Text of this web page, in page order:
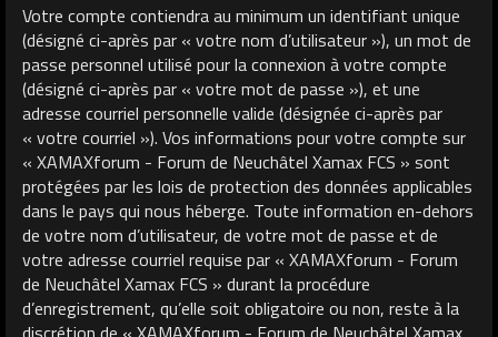
Votre compte contiendra au minimum un identifiant unique
(désigné ci-après par « votre nom d’utilisateur »), un mot de
passe personnel utilisé pour la connexion à votre compte
(désigné ci-après par « votre mot de passe »), et une
adresse courriel personnelle valide (désignée ci-après par
« votre courriel »). Vos informations pour votre compte sur
« XAMAXforum - Forum de Neuchâtel Xamax FCS » sont
protégées par les lois de protection des données applicables
dans le pays qui nous héberge. Toute information en-dehors
de votre nom d’utilisateur, de votre mot de passe et de
votre adresse courriel requise par « XAMAXforum - Forum
de Neuchâtel Xamax FCS » durant la procédure
d’enregistrement, qu’elle soit obligatoire ou non, reste à la